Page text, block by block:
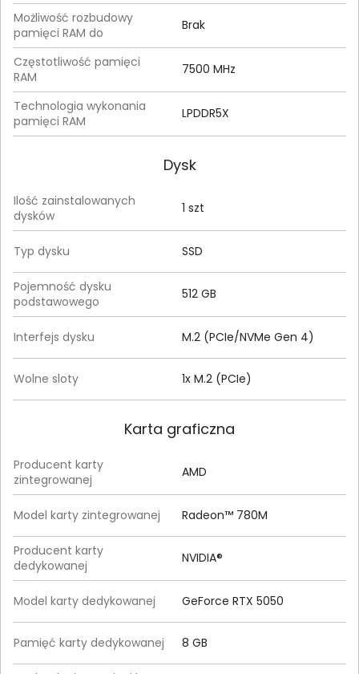
Możliwość rozbudowy
pamięci RAM do
Brak
Częstotliwość pamięci
RAM
7500 MHz
Technologia wykonania
pamięci RAM
LPDDR5X
Dysk
Ilość zainstalowanych
dysków
1 szt
Typ dysku SSD
Pojemność dysku
podstawowego
512 GB
Interfejs dysku M.2 (PCIe/NVMe Gen 4)
Wolne sloty 1x M.2 (PCIe)
Karta graficzna
Producent karty
zintegrowanej
AMD
Model karty zintegrowanej Radeon™ 780M
Producent karty
dedykowanej
NVIDIA®
Model karty dedykowanej GeForce RTX 5050
Pamięć karty dedykowanej 8 GB